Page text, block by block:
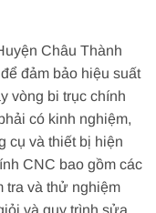
Châu Thành
đảm bảo hiệu suất
vòng bi trục chính
có kinh nghiệm,
cụ và thiết bị hiện
CNC bao gồm các
tra và thử nghiệm